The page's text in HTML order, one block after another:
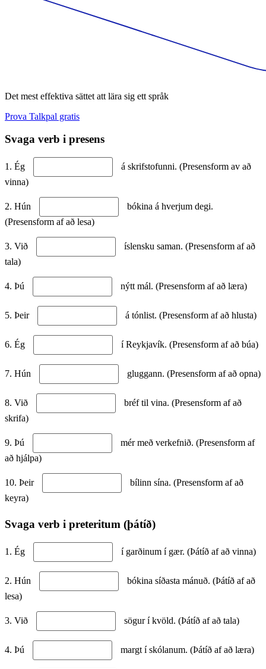
Det mest effektiva sättet att lära sig ett språk
Prova Talkpal gratis
Svaga verb i presens
1. Ég
á skrifstofunni. (Presensform av að
vinna)
2. Hún
bókina á hverjum degi.
(Presensform af að lesa)
3. Við
íslensku saman. (Presensform af að
tala)
4. Þú nýtt mál. (Presensform af að læra)
5. Þeir á tónlist. (Presensform af að hlusta)
6. Ég í Reykjavík. (Presensform af að búa)
7. Hún gluggann. (Presensform af að opna)
8. Við
bréf til vina. (Presensform af að
skrifa)
9. Þú
mér með verkefnið. (Presensform af
að hjálpa)
10. Þeir
bílinn sína. (Presensform af að
keyra)
Svaga verb i preteritum (þátíð)
1. Ég í garðinum í gær. (Þátíð af að vinna)
2. Hún
bókina síðasta mánuð. (Þátíð af að
lesa)
3. Við sögur í kvöld. (Þátíð af að tala)
4. Þú margt í skólanum. (Þátíð af að læra)